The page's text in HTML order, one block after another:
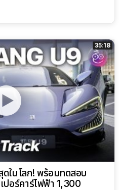
35:18
ในโลก! พร้อมทดสอบ
อร์คาร์ไฟฟ้า 1,300